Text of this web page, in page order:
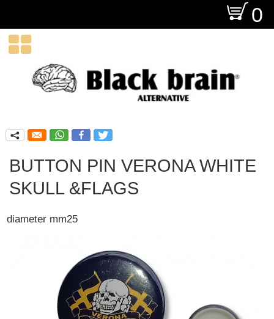
O 0

q
BUTTON PIN VERONA WHITE
SKULL &FLAGS
diameter mm25